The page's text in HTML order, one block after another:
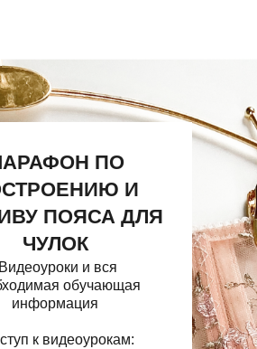
ПО
И
ПОЯСА ДЛЯ
ЧУЛОК
и вся
обучающая
информация
к видеоурокам: